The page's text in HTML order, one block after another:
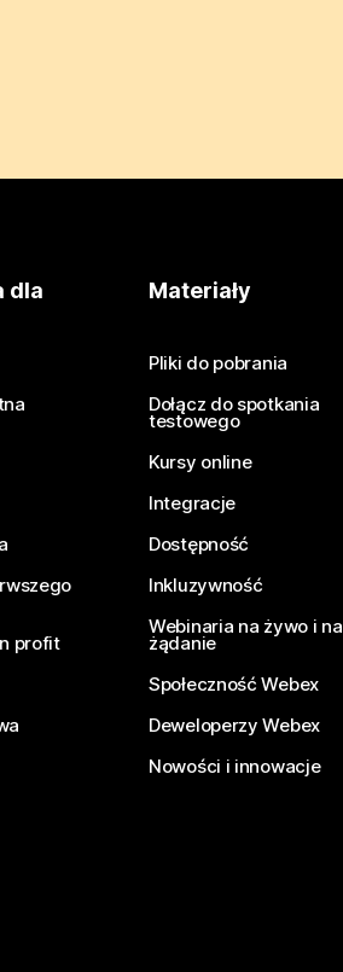
dla
profit
Materiały
Pliki do pobrania
Dołącz do spotkania
testowego
Kursy online
Integracje
Dostępność
Inkluzywność
Webinaria na żywo i na
żądanie
Społeczność Webex
Deweloperzy Webex
Nowości i innowacje